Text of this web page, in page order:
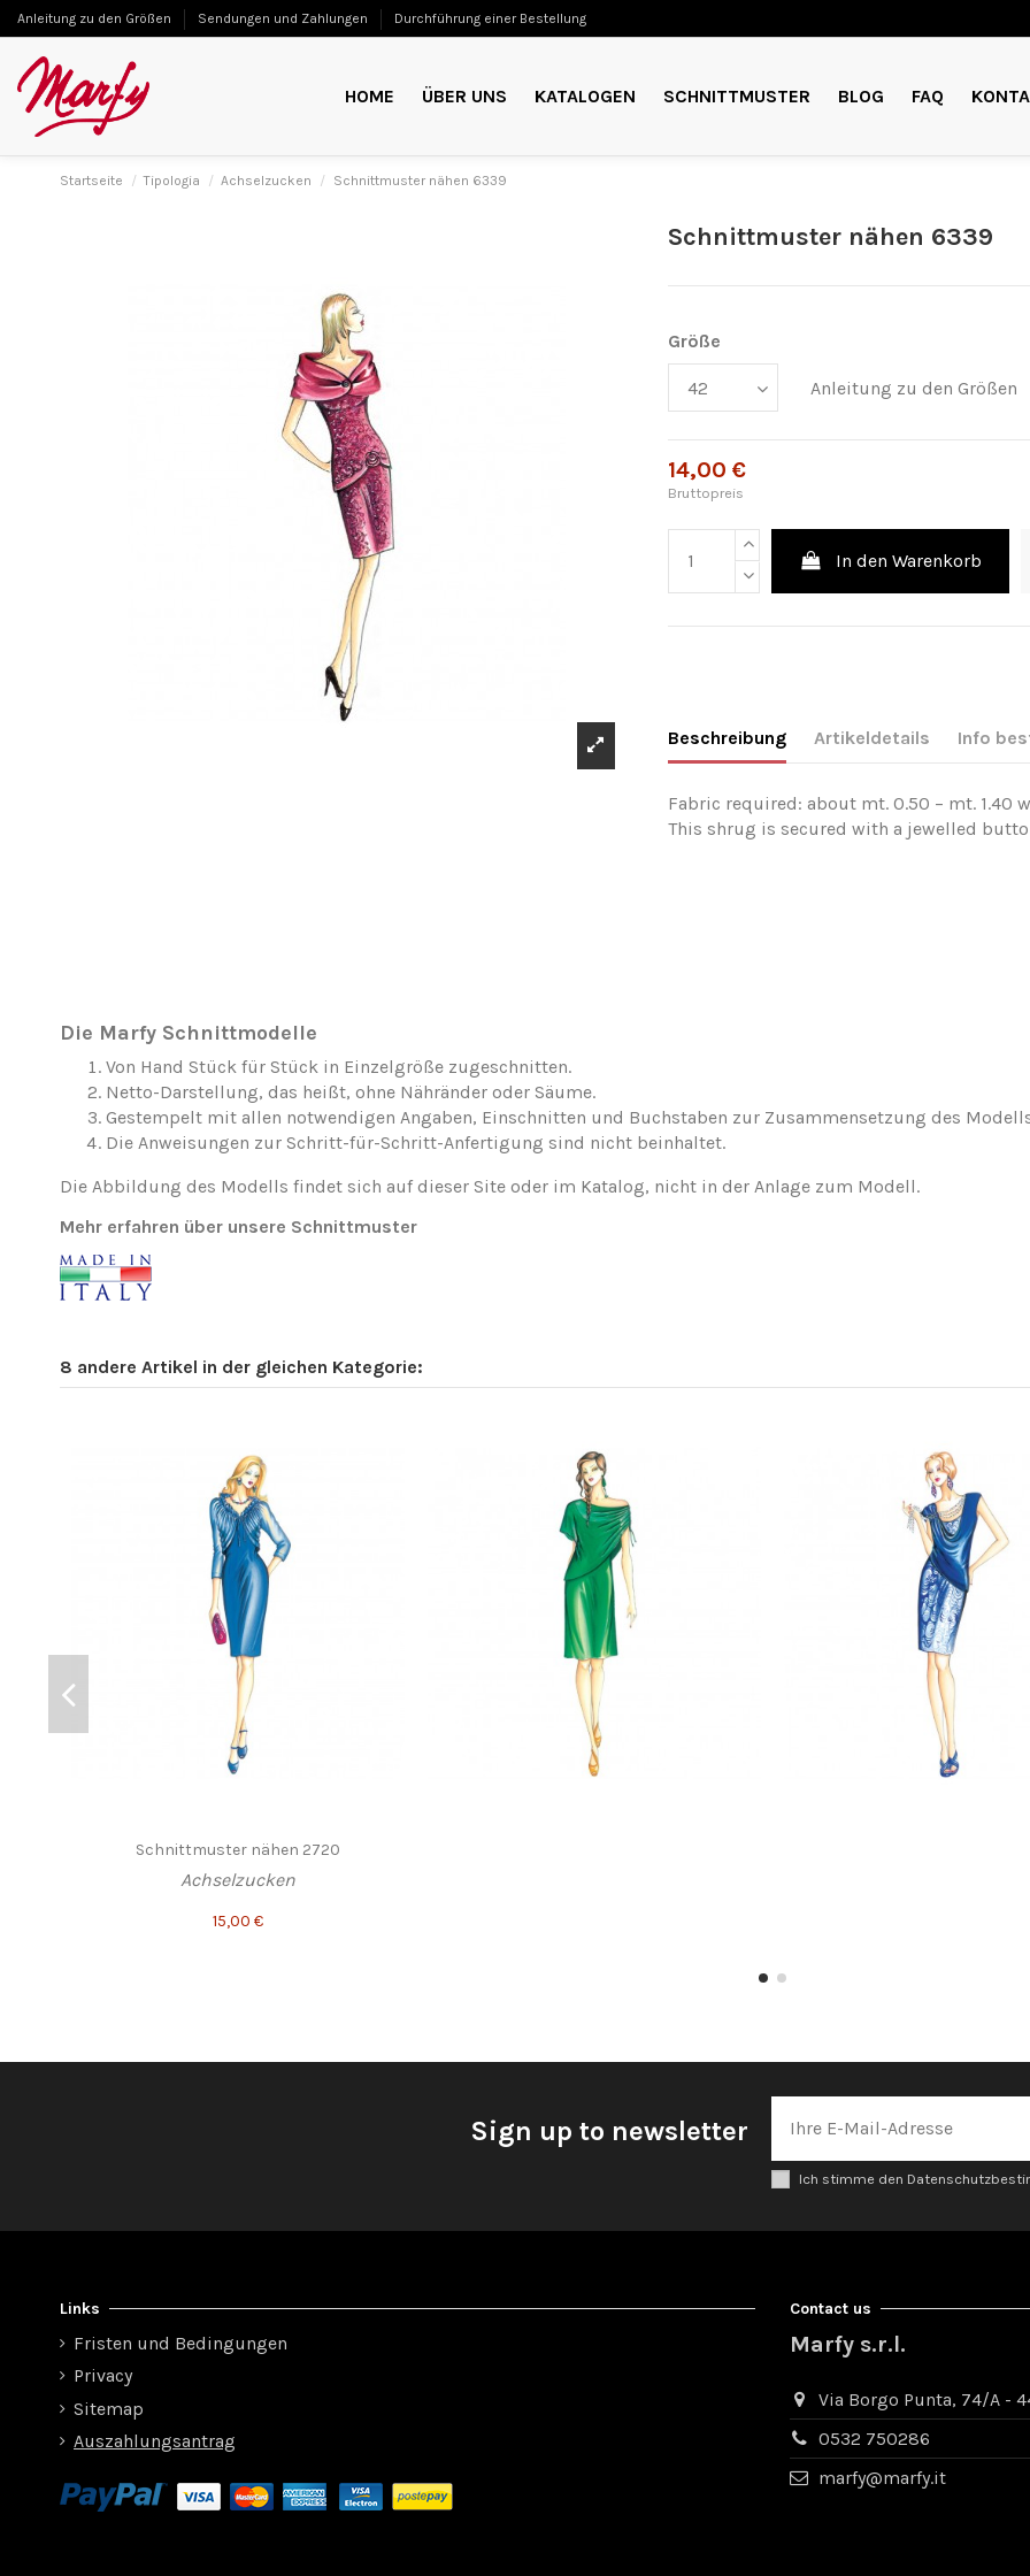
Anleitung zu den Größen Sendungen und Zahlungen Durchführung einer Bestellung
HOME ÜBER UNS KATALOGEN SCHNITTMUSTER BLOG FAQ
Startseite Tipologia Achselzucken Schnittmuster nähen 6339
Schnittmuster nähen 6339
Größe
Anleitung zu den Größen
14,00 €
Bruttopreis
In den Warenkorb
Beschreibung Artikeldetails Info
Fabric required: about mt. 0.50 – mt. 1.40
This shrug is secured with a jewelled
Die Marfy Schnittmodelle
Von Hand Stück für Stück in Einzelgröße zugeschnitten.
Netto-Darstellung, das heißt, ohne Nähränder oder Säume.
Gestempelt mit allen notwendigen Angaben, Einschnitten und Buchstaben zur Zusammensetzung des
Die Anweisungen zur Schritt-für-Schritt-Anfertigung sind nicht beinhaltet.
Die Abbildung des Modells findet sich auf dieser Site oder im Katalog, nicht in der Anlage zum Modell.
Mehr erfahren über unsere Schnittmuster
8 andere Artikel in der gleichen Kategorie:
Schnittmuster nähen 2720
Achselzucken
15,00 €
Sign up to newsletter
Ich stimme den
Links
Fristen und Bedingungen
Privacy
Sitemap
Auszahlungsantrag
Contact us
Marfy s.r.l.
Via Borgo Punta, 74/A -
0532 750286
marfy@marfy.it